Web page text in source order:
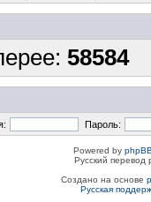
58584
Пароль:
Powered by
Русский
Создано на основе
Русская